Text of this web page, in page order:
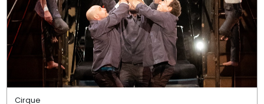
Cirque